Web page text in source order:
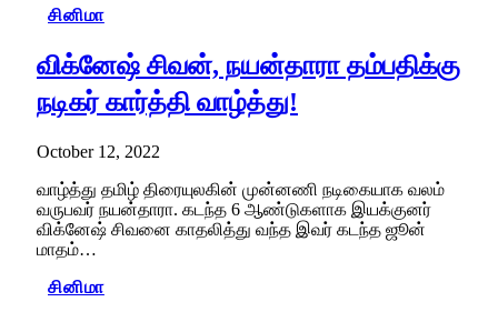
சினிமா
விக்னேஷ் சிவன், நயன்தாரா தம்பதிக்கு
நடிகர் கார்த்தி வாழ்த்து!
October 12, 2022
வாழ்த்து தமிழ் திரையுலகின் முன்னணி நடிகையாக வலம்
வருபவர் நயன்தாரா. கடந்த 6 ஆண்டுகளாக இயக்குனர்
விக்னேஷ் சிவனை காதலித்து வந்த இவர் கடந்த ஜூன்
மாதம்…
சினிமா